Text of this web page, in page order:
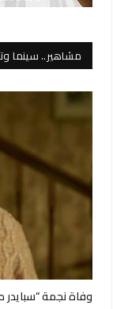
مشاهير.. سينما
وفاة نجمة “سبايدر